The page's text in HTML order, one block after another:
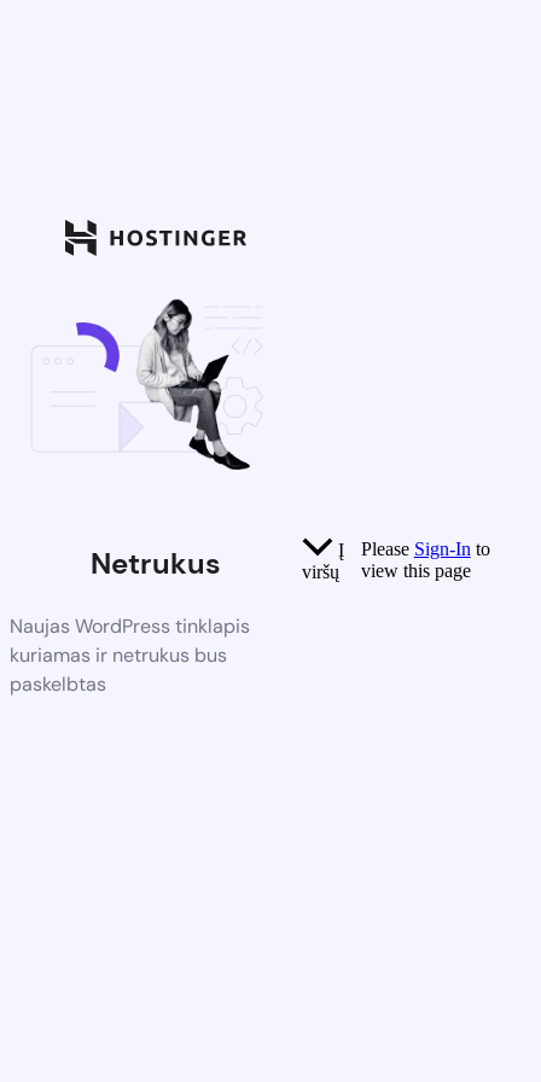
Netrukus
Naujas WordPress tinklapis
kuriamas ir netrukus bus
paskelbtas
Į
viršų
Please Sign-In to
view this page